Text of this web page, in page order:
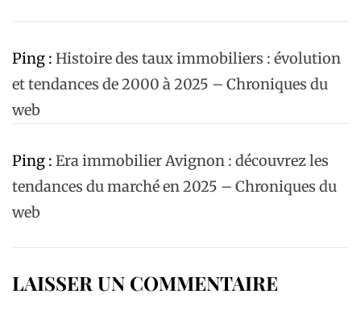
Ping : Histoire des taux immobiliers : évolution
et tendances de 2000 à 2025 – Chroniques du
web
Ping : Era immobilier Avignon : découvrez les
tendances du marché en 2025 – Chroniques du
web
LAISSER UN COMMENTAIRE